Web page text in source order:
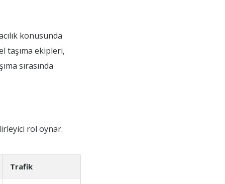
konusunda
taşıma ekipleri,
sırasında
rol oynar.
Trafik